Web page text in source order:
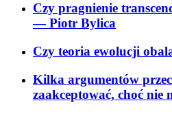
Czy pragnienie
— Piotr Bylica
Czy teoria ewolucji
Kilka argumentów
zaakceptować, choć